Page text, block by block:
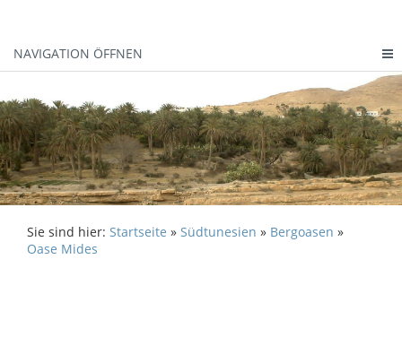
NAVIGATION ÖFFNEN
Sie sind hier: Startseite » Südtunesien » Bergoasen »
Oase Mides